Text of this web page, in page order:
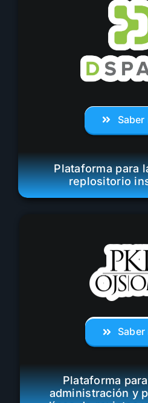
Saber
Plataforma para
replositorio
Saber
Plataforma
administración y